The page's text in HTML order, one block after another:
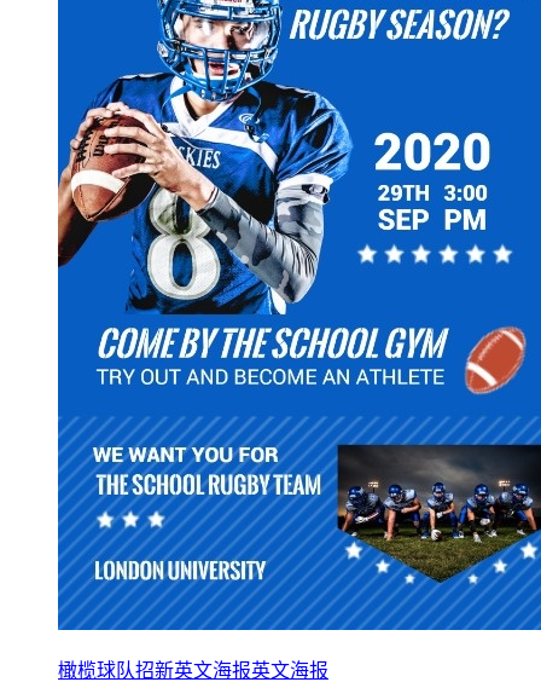
橄榄球队招新英文海报英文海报